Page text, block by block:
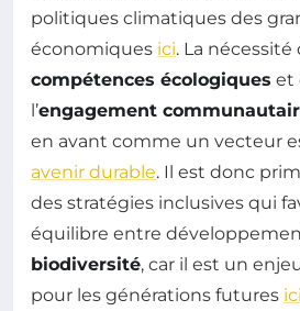
politiques climatiques des
économiques ici. La
compétences écologiques et
l’engagement
en avant comme un vecteur
avenir durable. Il est donc
des stratégies inclusives qui
équilibre entre
biodiversité, car il est un
pour les générations futures ici